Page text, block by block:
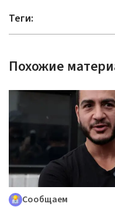
Теги:
Похожие
Сообщаем